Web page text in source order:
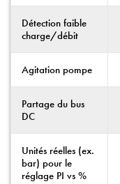
Détection faible
charge/débit
Agitation pompe
Partage du bus
DC
Unités réelles (ex.
bar) pour le
réglage PI vs %